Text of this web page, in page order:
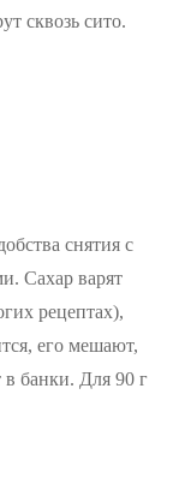
сквозь сито.
снятия с
Сахар варят
рецептах),
его мешают,
банки. Для 90 г